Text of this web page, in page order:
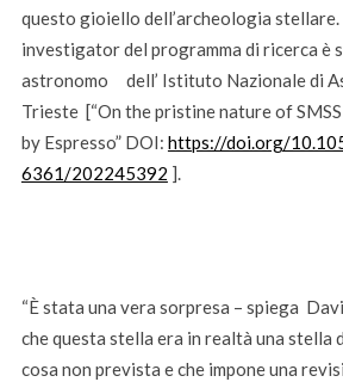
questo gioiello dell’archeologia
investigator del programma di ricerca è
astronomo dell’ Istituto Nazionale di
Trieste [“On the pristine nature of
by Espresso” DOI: https://doi.org/
6361/202245392 ].
“È stata una vera sorpresa – spiega
che questa stella era in realtà una stella
cosa non prevista e che impone una